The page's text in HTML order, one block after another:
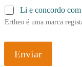
Li e concordo com
Ertheo é uma marca
Enviar